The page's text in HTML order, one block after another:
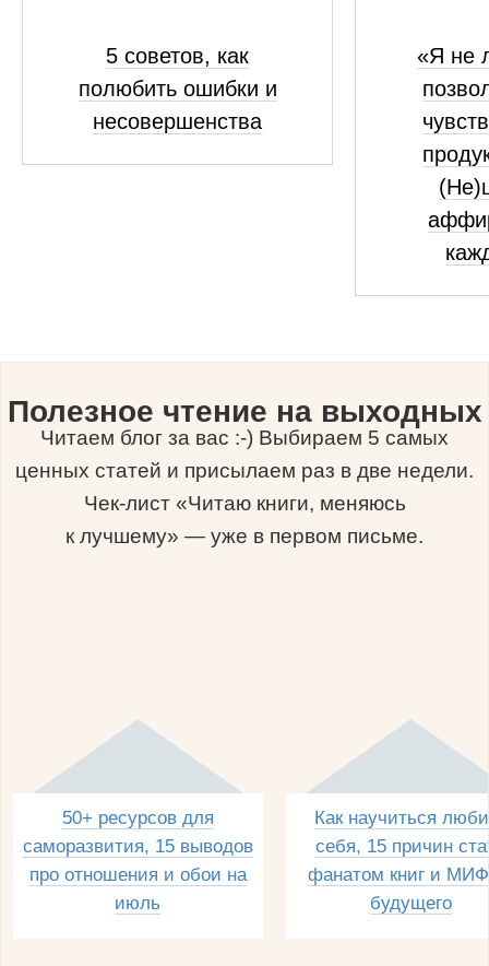
5 советов, как
полюбить ошибки и
несовершенства
«Я не
Полезное чтение на выходных
Читаем блог за вас :-) Выбираем 5 самых
ценных статей и присылаем раз в две недели.
Чек-лист «Читаю книги, меняюсь
к лучшему» — уже в первом письме.
50+ ресурсов для
саморазвития, 15 выводов
про отношения и обои на
июль
Как научиться
себя, 15 причин
фанатом книг и
будущего